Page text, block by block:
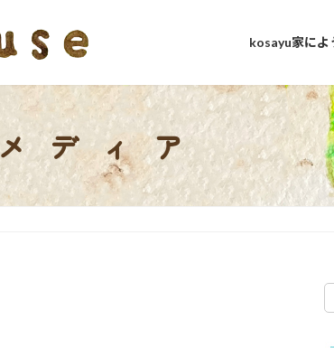
kosayu家によ
メディア